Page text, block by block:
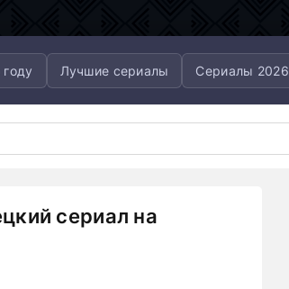
году Лучшие сериалы Сериалы 2026
сериал на